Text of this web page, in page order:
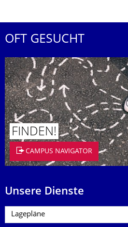
OFT GESUCHT
FINDEN!
CAMPUS NAVIGATOR
Unsere Dienste